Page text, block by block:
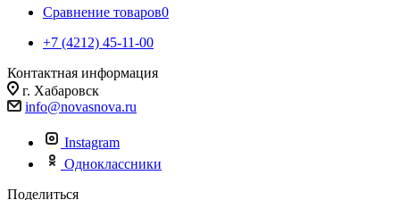
Сравнение товаров0
+7 (4212) 45-11-00
Контактная информация
г. Хабаровск
info@novasnova.ru
Instagram
Одноклассники
Поделиться